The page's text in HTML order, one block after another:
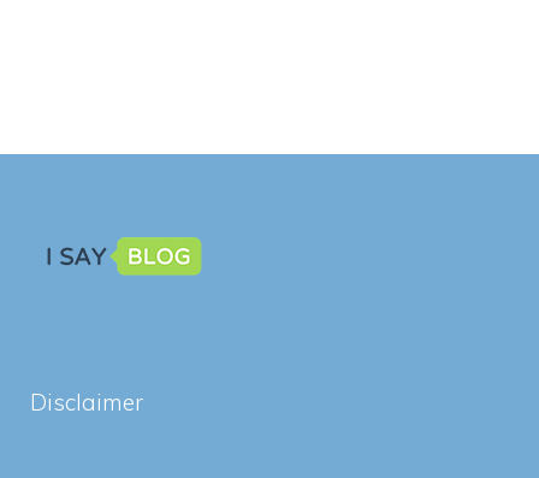
Disclaimer